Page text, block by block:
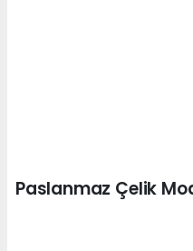
Paslanmaz Çelik